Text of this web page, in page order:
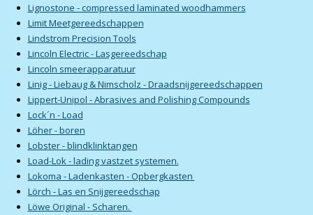
Lignostone - compressed laminated woodhammers
Limit Meetgereedschappen
Lindstrom Precision Tools
Lincoln Electric - Lasgereedschap
Lincoln smeerapparatuur
Linig - Liebaug & Nimscholz - Draadsnijgereedschappen
Lippert-Unipol - Abrasives and Polishing Compounds
Lock´n - Load
Löher - boren
Lobster - blindklinktangen
Load-Lok - lading vastzet systemen.
Lokoma - Ladenkasten - Opbergkasten
Lörch - Las en Snijgereedschap
Löwe Original - Scharen.